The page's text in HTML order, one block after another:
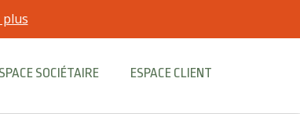
plus
SOCIÉTAIRE ESPACE CLIENT